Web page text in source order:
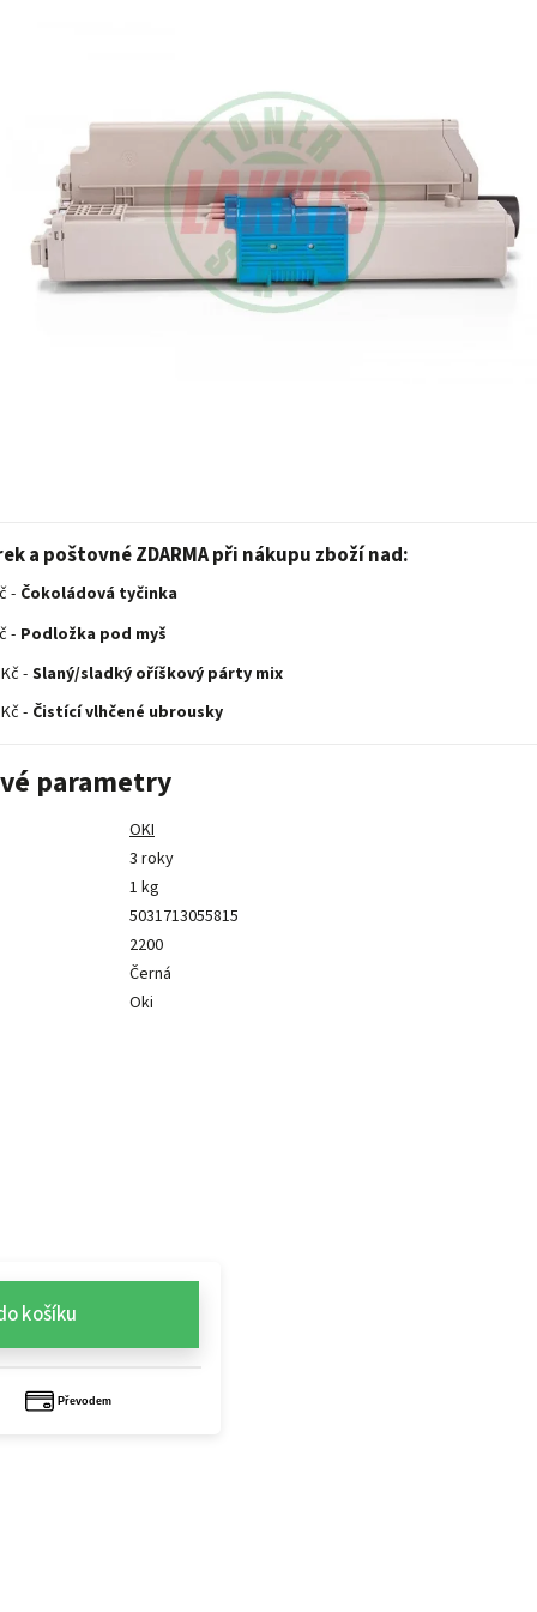
a poštovné ZDARMA při nákupu zboží nad:
- Čokoládová tyčinka
- Podložka pod myš
- Slaný/sladký oříškový párty mix
- Čistící vlhčené ubrousky
parametry
OKI
3 roky
1 kg
5031713055815
2200
Černá
Oki
košíku